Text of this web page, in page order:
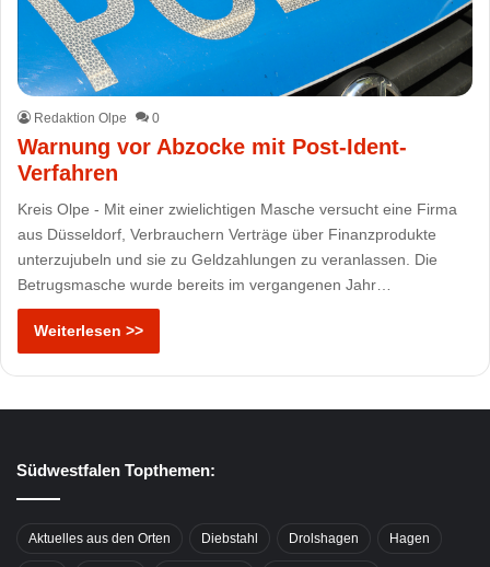
Redaktion Olpe 0
Warnung vor Abzocke mit Post-Ident-
Verfahren
Kreis Olpe - Mit einer zwielichtigen Masche versucht eine Firma
aus Düsseldorf, Verbrauchern Verträge über Finanzprodukte
unterzujubeln und sie zu Geldzahlungen zu veranlassen. Die
Betrugsmasche wurde bereits im vergangenen Jahr…
Weiterlesen >>
Südwestfalen Topthemen:
Aktuelles aus den Orten Diebstahl Drolshagen Hagen